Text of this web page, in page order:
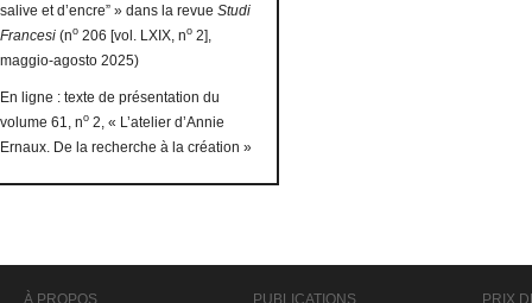
salive et d’encre” » dans la revue Studi
Francesi (no 206 [vol. LXIX, no 2],
maggio-agosto 2025)
En ligne : texte de présentation du
volume 61, no 2, « L’atelier d’Annie
Ernaux. De la recherche à la création »
À PROPOS PUBLICATIONS PRIX